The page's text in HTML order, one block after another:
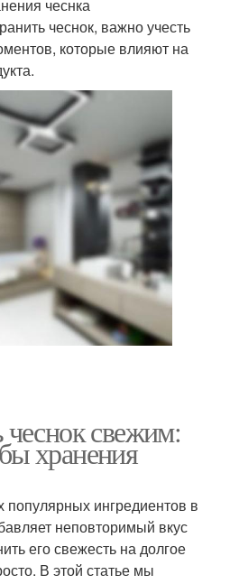
чеснка
чеснок, важно учесть
которые влияют на
чеснок свежим:
хранения
популярных ингредиентов в
неповторимый вкус
его свежесть на долгое
В этой статье мы